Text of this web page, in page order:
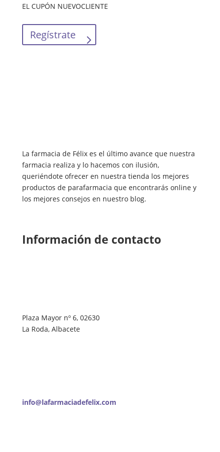
EL CUPÓN NUEVOCLIENTE
Regístrate
La farmacia de Félix es el último avance que nuestra
farmacia realiza y lo hacemos con ilusión,
queriéndote ofrecer en nuestra tienda los mejores
productos de parafarmacia que encontrarás online y
los mejores consejos en nuestro blog.
Información de contacto
Plaza Mayor nº 6, 02630
La Roda, Albacete
info@lafarmaciadefelix.com